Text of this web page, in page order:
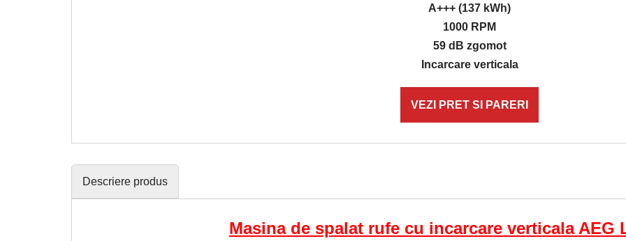
A+++ (137 kWh)
1000 RPM
59 dB zgomot
Incarcare verticala
VEZI PRET SI PARERI
Descriere produs
Masina de spalat rufe cu incarcare verticala AEG